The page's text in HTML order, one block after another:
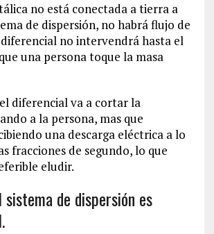
no está conectada a tierra a
de dispersión, no habrá flujo de
no intervendrá hasta el
una persona toque la masa
diferencial va a cortar la
a la persona, mas que
una descarga eléctrica a lo
fracciones de segundo, lo que
eludir.
de dispersión es